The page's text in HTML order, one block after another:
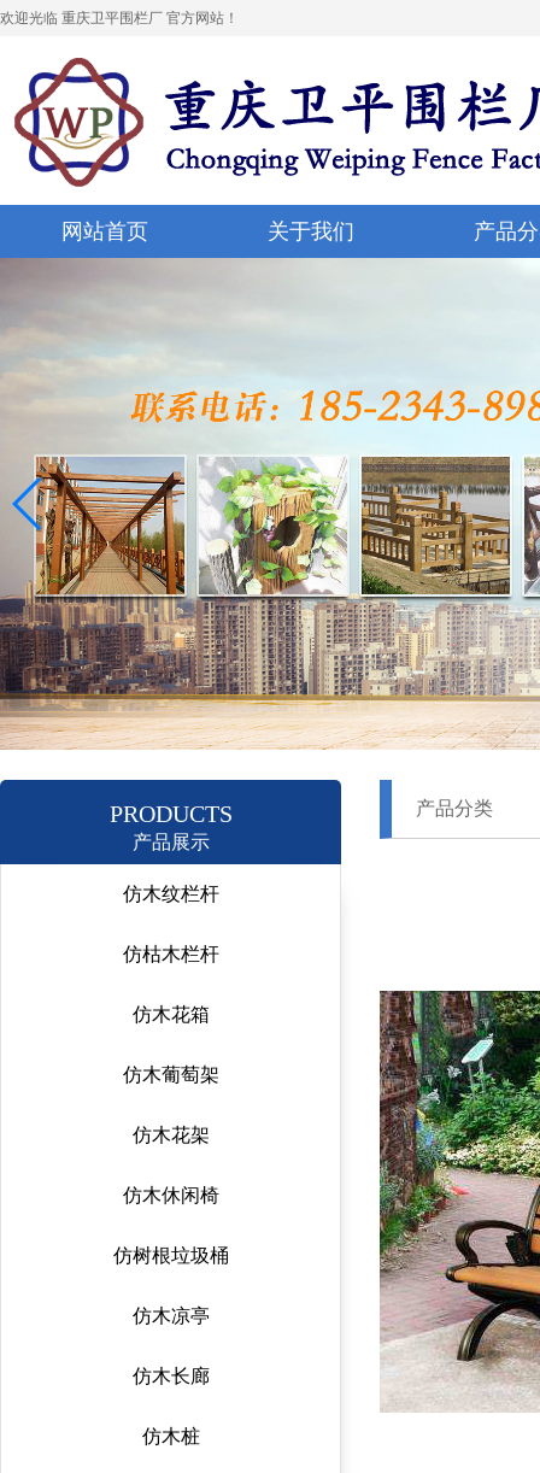
欢迎光临 重庆卫平围栏厂 官方网站！
网站首页 关于我们 产品
PRODUCTS
产品展示
仿木纹栏杆
仿枯木栏杆
仿木花箱
仿木葡萄架
仿木花架
仿木休闲椅
仿树根垃圾桶
仿木凉亭
仿木长廊
仿木桩
产品分类